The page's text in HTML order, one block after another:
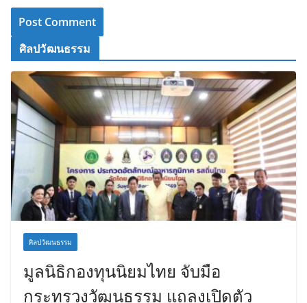
ศิลปวัฒนธรรม
ศิลปวัฒนธรรม
มูลนิธิกองทุนนิยมไทย จับมือ
กระทรวงวัฒนธรรม แถลงเปิดตัว